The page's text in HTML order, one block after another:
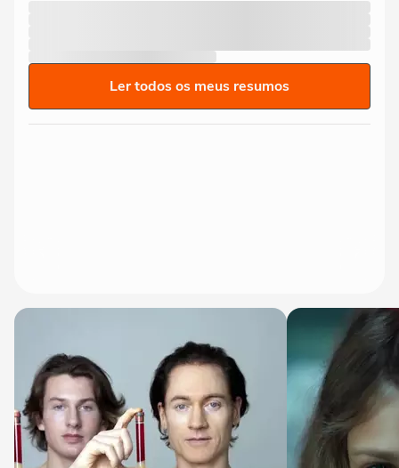
Ler todos os meus resumos